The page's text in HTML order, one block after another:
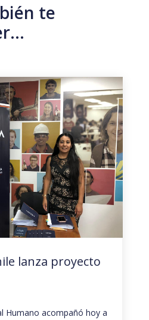
te
lanza proyecto
Humano acompañó hoy a